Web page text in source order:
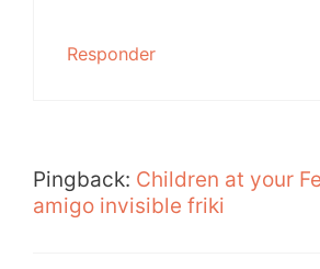
Responder
Pingback: Children at your
amigo invisible friki